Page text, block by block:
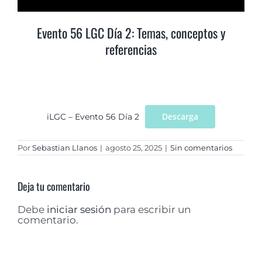
Evento 56 LGC Día 2: Temas, conceptos y
referencias
iLGC – Evento 56 Día 2 Descarga
PorSebastian Llanos | agosto 25, 2025 | Sin comentarios
Deja tu comentario
Debe iniciar sesión para escribir un
comentario.